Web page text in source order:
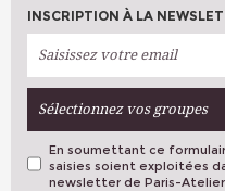
INSCRIPTION À LA
Sélectionnez vos groupes
En soumettant ce
saisies soient exploitées
newsletter de Paris-